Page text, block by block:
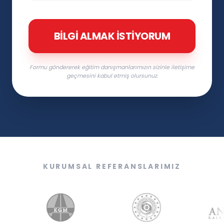
BILGI ALMAK İSTIYORUM
Formu göndererek eğitim danışmanlarımızın sizinle iletişime
geçmesini kabul etmiş olursunuz.
KURUMSAL REFERANSLARIMIZ